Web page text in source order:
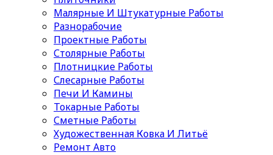
Малярные И Штукатурные Работы
Разнорабочие
Проектные Работы
Столярные Работы
Плотницкие Работы
Слесарные Работы
Печи И Камины
Токарные Работы
Сметные Работы
Художественная Ковка И Литьё
Ремонт Авто